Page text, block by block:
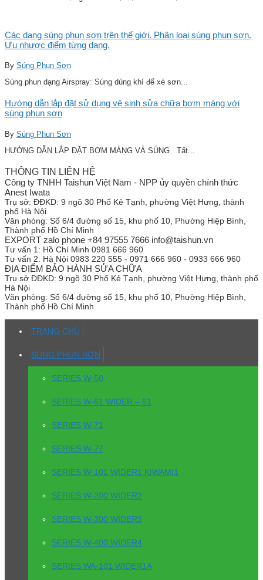
Các dạng súng phun sơn trên thế giới. Phân loại súng phun sơn.
Ưu nhược điểm từng dạng.
By Súng Phun Sơn
Súng phun dạng Airspray: Súng dùng khí để xé sơn...
Hướng dẫn lắp đặt sử dụng vệ sinh sửa chữa bơm màng với
súng phun sơn
By Súng Phun Sơn
HƯỚNG DẪN LẮP ĐẶT BƠM MÀNG VÀ SÚNG Tất...
THÔNG TIN LIÊN HỆ
Công ty TNHH Taishun Việt Nam - NPP ủy quyền chính thức
Anest Iwata
Trụ sở: ĐĐKD: 9 ngõ 30 Phố Kẻ Tạnh, phường Việt Hưng, thành
phố Hà Nội
Văn phòng: Số 6/4 đường số 15, khu phố 10, Phường Hiệp Bình,
Thành phố Hồ Chí Minh
EXPORT zalo phone +84 97555 7666 info@taishun.vn
Tư vấn 1: Hồ Chí Minh 0981 666 960
Tư vấn 2: Hà Nội 0983 220 555 - 0971 666 960 - 0933 666 960
ĐỊA ĐIỂM BẢO HÀNH SỬA CHỮA
Trụ sở ĐĐKD: 9 ngõ 30 Phố Kẻ Tạnh, phường Việt Hưng, thành phố
Hà Nội
Văn phòng: Số 6/4 đường số 15, khu phố 10, Phường Hiệp Bình,
Thành phố Hồ Chí Minh
TRANG CHỦ
SÚNG PHUN SƠN
SERIES W-50
SERIES W-61 WIDER – 61
SERIES W-71
SERIES W-77
SERIES W-101 WIDER1 KIWAMI1
SERIES W-200 WIDER2
SERIES W-300 WIDER3
SERIES W-400 WIDER4
SERIES WA-101 WIDER1A